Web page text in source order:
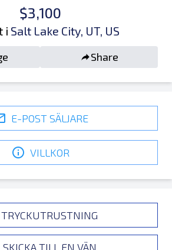
$3,100
i Salt Lake City, UT, US
Share
E-POST SÄLJARE
VILLKOR
TRYCKUTRUSTNING
SKICKA TILL EN VÄN